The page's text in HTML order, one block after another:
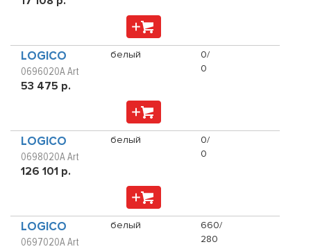
LOGICO
0696020A Art
53 475 р.
белый
0/
0
LOGICO
0698020A Art
126 101 р.
белый
0/
0
LOGICO
0697020A Art
белый
660/
280